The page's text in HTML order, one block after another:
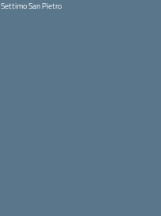
Settimo San Pietro